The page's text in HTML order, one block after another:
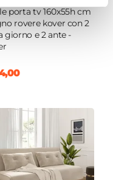
porta tv 160x55h cm
rovere kover con 2
giorno e 2 ante -